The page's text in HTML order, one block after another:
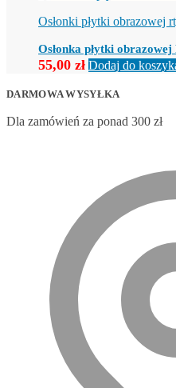
Osłonki płytki obrazowej
Osłonka płytki
55,00 zł Dodaj do
DARMOWA WYSYŁKA
Dla zamówień za ponad 300 zł